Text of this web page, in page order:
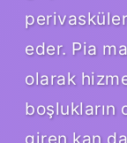
eder. Pia
olarak
boşlukların
giren kan